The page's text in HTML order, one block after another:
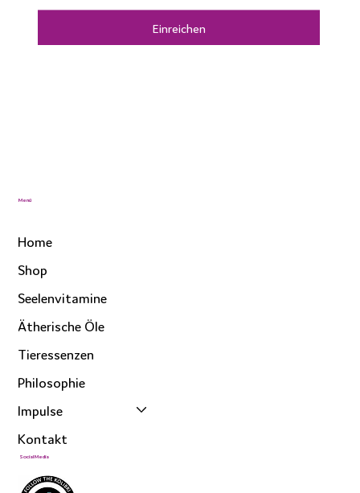
Menü
Home
Shop
Seelenvitamine
Ätherische Öle
Tieressenzen
Philosophie
Impulse
Kontakt
Social Media
Einreichen